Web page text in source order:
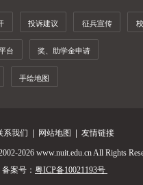
投诉建议 征兵宣传
台 奖、助学金申请
手绘地图
系我们 | 网站地图 | 友情链接
2026 www.nuit.edu.cn All Rights
备案号： 粤ICP备10021193号